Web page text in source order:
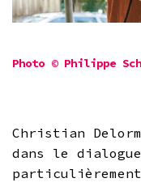
Photo © Philippe
Christian
dans le
particulièrement